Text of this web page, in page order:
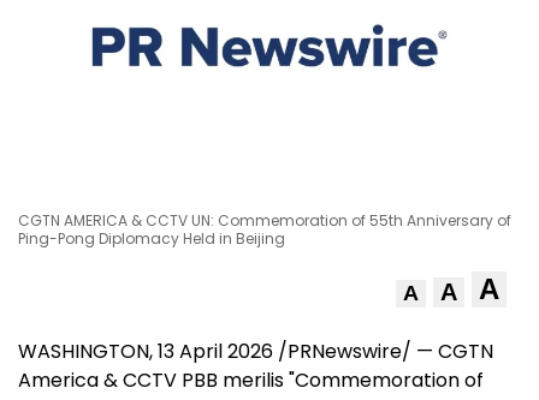
CGTN AMERICA & CCTV UN: Commemoration of 55th Anniversary of
Ping-Pong Diplomacy Held in Beijing
A A A
WASHINGTON,13 April 2026 /PRNewswire/ — CGTN
America & CCTV PBB merilis "Commemoration of